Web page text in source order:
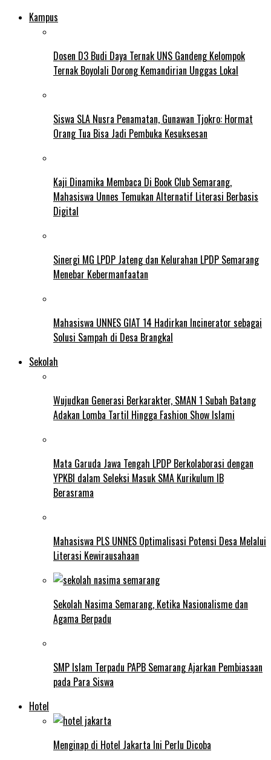
Kampus
Dosen D3 Budi Daya Ternak UNS Gandeng Kelompok
Ternak Boyolali Dorong Kemandirian Unggas Lokal
Siswa SLA Nusra Penamatan, Gunawan Tjokro: Hormat
Orang Tua Bisa Jadi Pembuka Kesuksesan
Kaji Dinamika Membaca Di Book Club Semarang,
Mahasiswa Unnes Temukan Alternatif Literasi Berbasis
Digital
Sinergi MG LPDP Jateng dan Kelurahan LPDP Semarang
Menebar Kebermanfaatan
Mahasiswa UNNES GIAT 14 Hadirkan Incinerator sebagai
Solusi Sampah di Desa Brangkal
Sekolah
Wujudkan Generasi Berkarakter, SMAN 1 Subah Batang
Adakan Lomba Tartil Hingga Fashion Show Islami
Mata Garuda Jawa Tengah LPDP Berkolaborasi dengan
YPKBI dalam Seleksi Masuk SMA Kurikulum IB
Berasrama
Mahasiswa PLS UNNES Optimalisasi Potensi Desa Melalui
Literasi Kewirausahaan
Sekolah Nasima Semarang, Ketika Nasionalisme dan
Agama Berpadu
SMP Islam Terpadu PAPB Semarang Ajarkan Pembiasaan
pada Para Siswa
Hotel
Menginap di Hotel Jakarta Ini Perlu Dicoba